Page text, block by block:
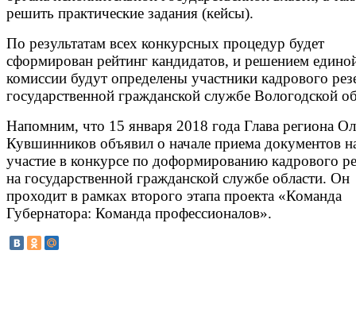
решить практические задания (кейсы).
По результатам всех конкурсных процедур будет
сформирован рейтинг кандидатов, и решением
комиссии будут определены участники кадрового
государственной гражданской службе Вологодской
Напомним, что 15 января 2018 года Глава региона
Кувшинников объявил о начале приема документов
участие в конкурсе по доформированию кадрового
на государственной гражданской службе области. Он
проходит в рамках второго этапа проекта «Команда
Губернатора: Команда профессионалов».